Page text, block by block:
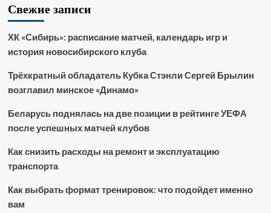
Свежие записи
ХК «Сибирь»: расписание матчей, календарь игр и
история новосибирского клуба
Трёхкратный обладатель Кубка Стэнли Сергей Брылин
возглавил минское «Динамо»
Беларусь поднялась на две позиции в рейтинге УЕФА
после успешных матчей клубов
Как снизить расходы на ремонт и эксплуатацию
транспорта
Как выбрать формат тренировок: что подойдет именно
вам